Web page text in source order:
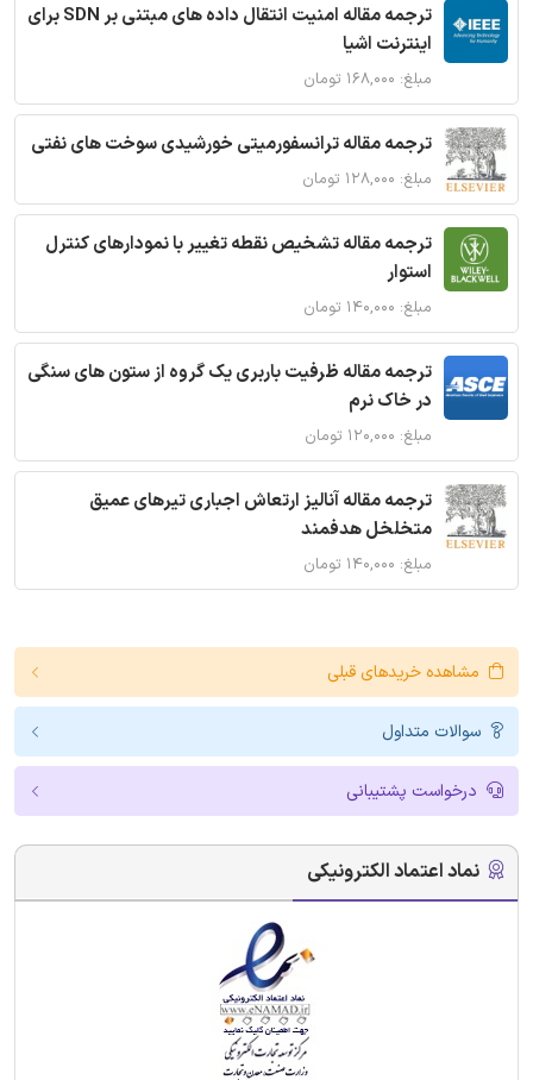
ترجمه مقاله امنیت انتقال داده های مبتنی بر SDN برای
اینترنت اشیا
مبلغ: ۱۶۸,۰۰۰ تومان
ترجمه مقاله ترانسفورمیتی خورشیدی سوخت های نفتی
مبلغ: ۱۲۸,۰۰۰ تومان
ترجمه مقاله تشخیص نقطه تغییر با نمودارهای کنترل
استوار
مبلغ: ۱۴۰,۰۰۰ تومان
ترجمه مقاله ظرفیت باربری یک گروه از ستون های سنگی
در خاک نرم
مبلغ: ۱۲۰,۰۰۰ تومان
ترجمه مقاله آنالیز ارتعاش اجباری تیرهای عمیق
متخلخل هدفمند
مبلغ: ۱۴۰,۰۰۰ تومان
مشاهده خریدهای قبلی
سوالات متداول
درخواست پشتیبانی
نماد اعتماد الکترونیکی